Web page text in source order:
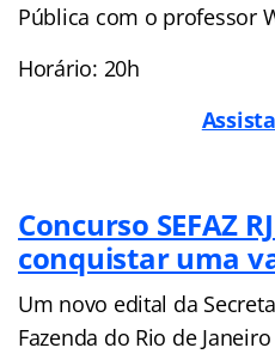
Pública com o professor
Horário: 20h
Concurso SEFAZ
conquistar uma
Um novo edital da
Fazenda do Rio de